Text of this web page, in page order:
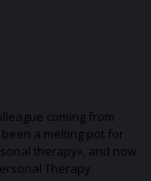
coming from
been a melting pot for
therapy», and now
Therapy.